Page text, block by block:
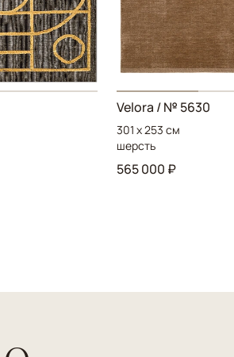
Velora / № 5630
301 x 253 см
шерсть
565 000 ₽